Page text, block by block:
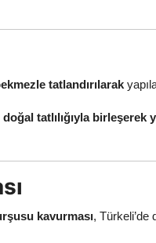
tatlandırılarak
doğal tatlılığıyla
kavurması, Türkeli’de